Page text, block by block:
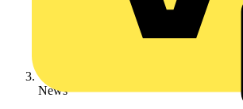
News